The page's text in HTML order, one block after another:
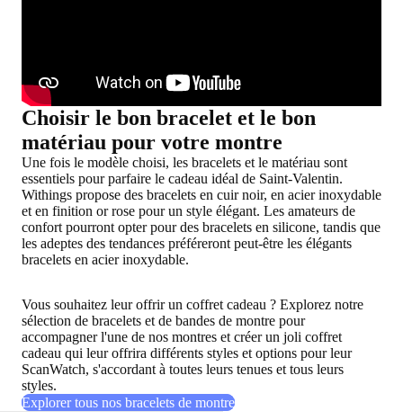
Choisir le bon bracelet et le bon
matériau pour votre montre
Une fois le modèle choisi, les bracelets et le matériau sont
essentiels pour parfaire le cadeau idéal de Saint-Valentin.
Withings propose des bracelets en cuir noir, en acier inoxydable
et en finition or rose pour un style élégant. Les amateurs de
confort pourront opter pour des bracelets en silicone, tandis que
les adeptes des tendances préféreront peut-être les élégants
bracelets en acier inoxydable.
Vous souhaitez leur offrir un coffret cadeau ? Explorez notre
sélection de bracelets et de bandes de montre pour
accompagner l'une de nos montres et créer un joli coffret
cadeau qui leur offrira différents styles et options pour leur
ScanWatch, s'accordant à toutes leurs tenues et tous leurs
styles.
Explorer tous nos bracelets de montre